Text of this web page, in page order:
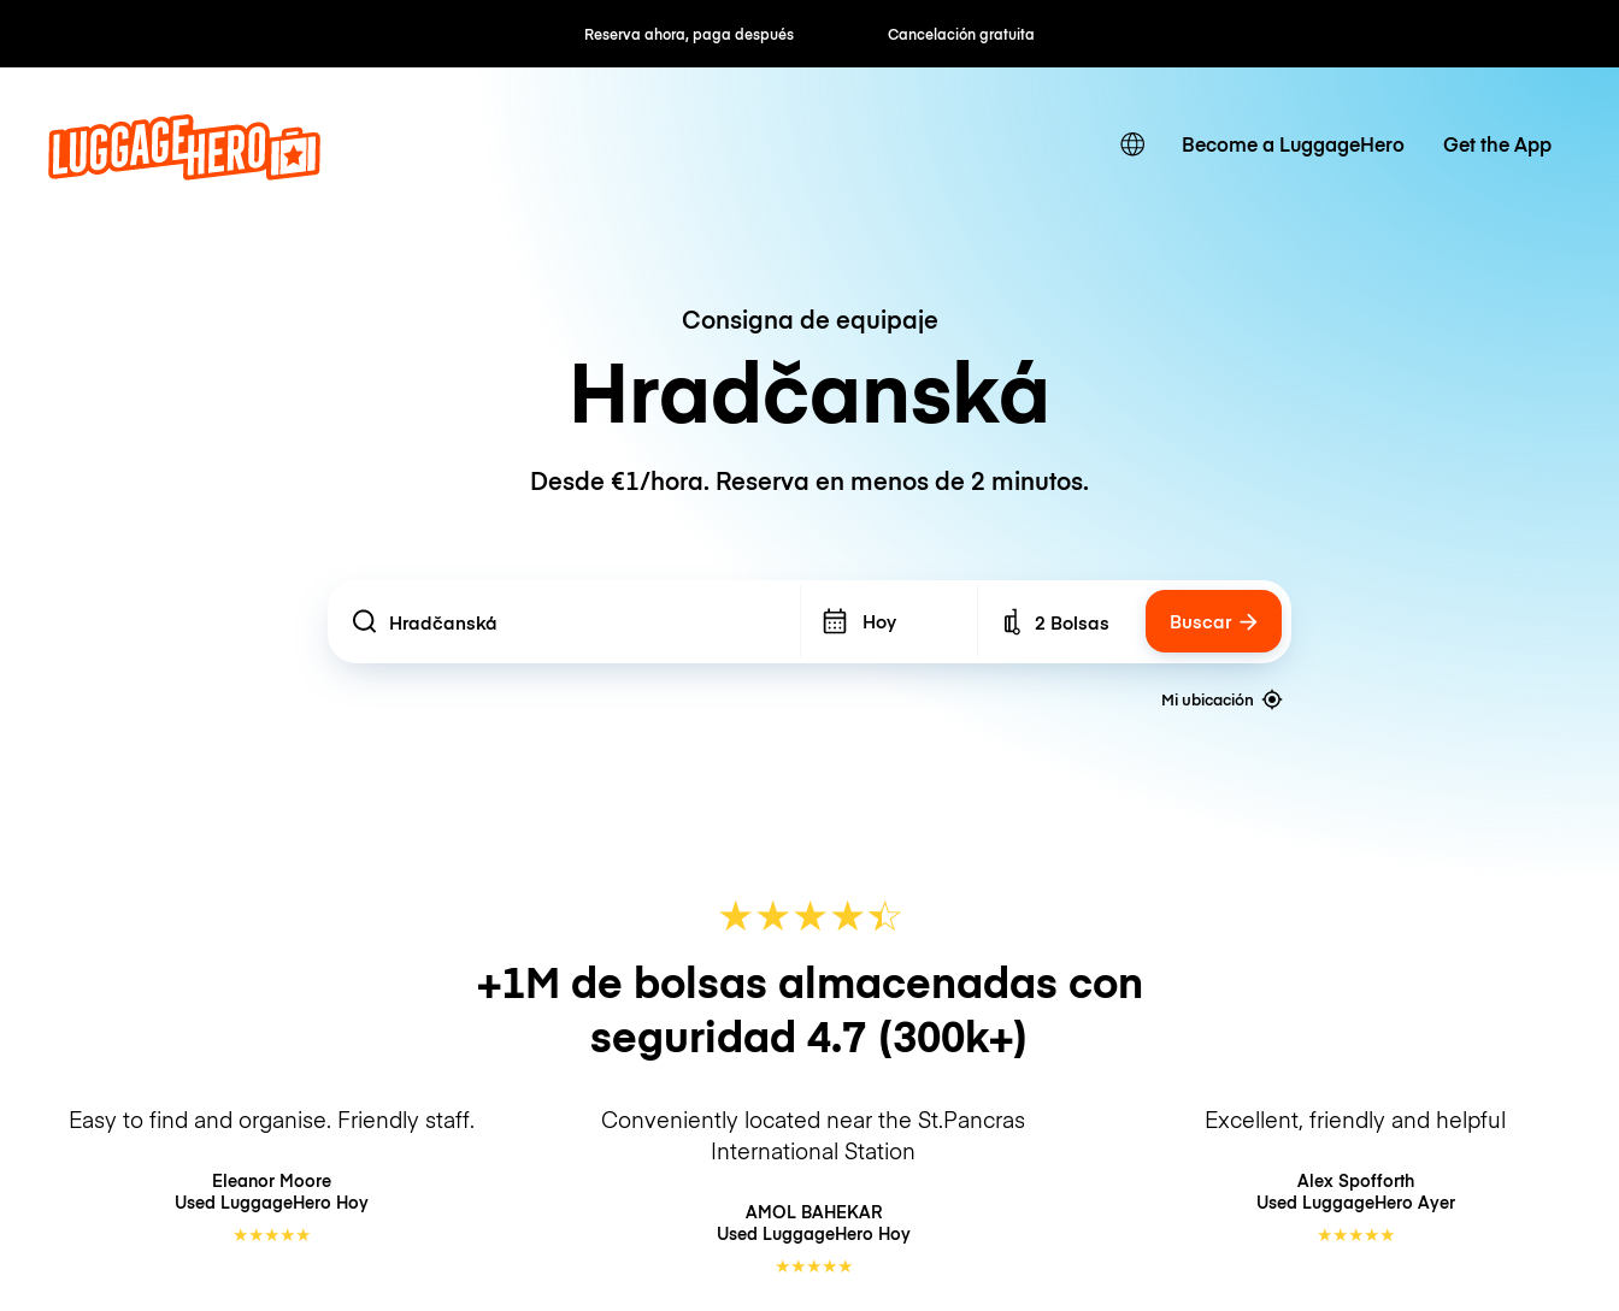
Reserva ahora, paga después Cancelación gratuita Tarifas por hora / día
Become a LuggageHero Get the App
Consigna de equipaje
Hradčanská
Desde €1/hora. Reserva en menos de 2 minutos.
Location Hoy Number of bags
2 Bolsas Buscar
Mi ubicación
★★★★☆
★
+1M de bolsas almacenadas con
seguridad 4.7 (300k+)
Easy to find and organise. Friendly staff.
Eleanor Moore
Used LuggageHero Hoy
★★★★★
Conveniently located near the St.Pancras
International Station
AMOL BAHEKAR
Used LuggageHero Hoy
★★★★★
Excellent, friendly and helpful
Alex Spofforth
Used LuggageHero Ayer
★★★★★